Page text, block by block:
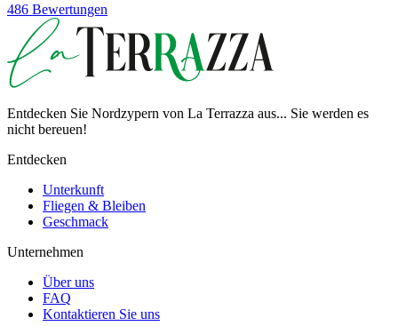
486 Bewertungen
Entdecken Sie Nordzypern von La Terrazza aus... Sie werden es
nicht bereuen!
Entdecken
Unterkunft
Fliegen & Bleiben
Geschmack
Unternehmen
Über uns
FAQ
Kontaktieren Sie uns